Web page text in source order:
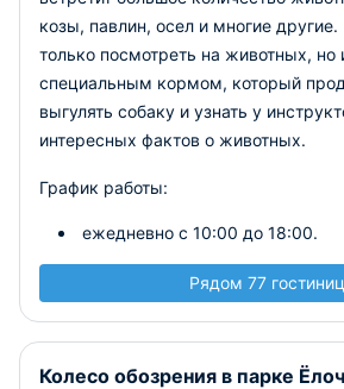
козы, павлин, осел и многие
только посмотреть на животных, но
специальным кормом, который
выгулять собаку и узнать у
интересных фактов о животных.
График работы:
ежедневно с 10:00 до 18:00.
Рядом 77 гостиниц
Колесо обозрения в парке